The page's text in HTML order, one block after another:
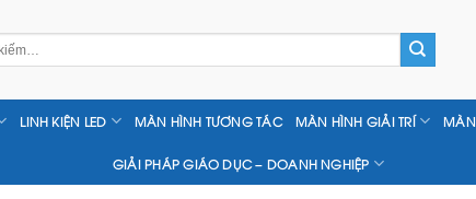
LINH KIỆN LED MÀN HÌNH TƯƠNG TÁC MÀN HÌNH GIẢI TRÍ
GIẢI PHÁP GIÁO DỤC – DOANH NGHIỆP